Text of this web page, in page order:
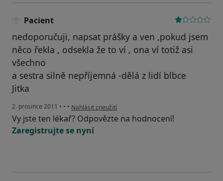
Pacient
nedoporučuji, napsat prášky a ven ,pokud jsem
něco řekla , odsekla že to ví , ona ví totiž asi
všechno
a sestra silně nepříjemná -dělá z lidí blbce
Jitka
2. prosince 2011 • • • podle názoru uživatele Pacient
Nahlásit zneužití
Vy jste ten lékař? Odpovězte na hodnocení!
Zaregistrujte se nyní